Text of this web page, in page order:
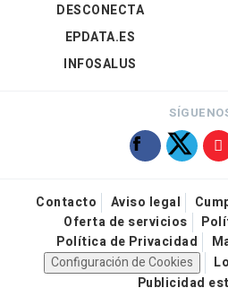
DESCONECTA
EPDATA.ES
INFOSALUS
Contacto Aviso legal
Oferta de servicios
Política de Privacidad
Configuración de Cookies
Publicidad